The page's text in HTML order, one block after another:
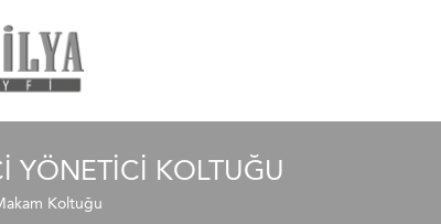
YÖNETICI KOLTUĞU
Koltuğu